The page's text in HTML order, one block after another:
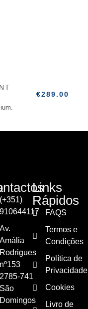
€289.00
(+351)
910644117
Av.
Amália
Rodrigues
nº153
2785-741
São
Domingos
Links
Rápidos
FAQS
Termos e
Condições
Política de
Privacidade
Cookies
Livro de